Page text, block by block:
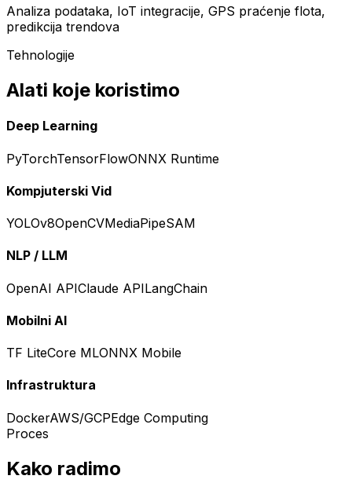
Analiza podataka, IoT integracije, GPS praćenje flota,
predikcija trendova
Tehnologije
Alati koje koristimo
Deep Learning
PyTorchTensorFlowONNX Runtime
Kompjuterski Vid
YOLOv8OpenCVMediaPipeSAM
NLP / LLM
OpenAI APIClaude APILangChain
Mobilni AI
TF LiteCore MLONNX Mobile
Infrastruktura
DockerAWS/GCPEdge Computing
Proces
Kako radimo